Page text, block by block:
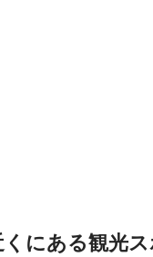
くにある観光ス